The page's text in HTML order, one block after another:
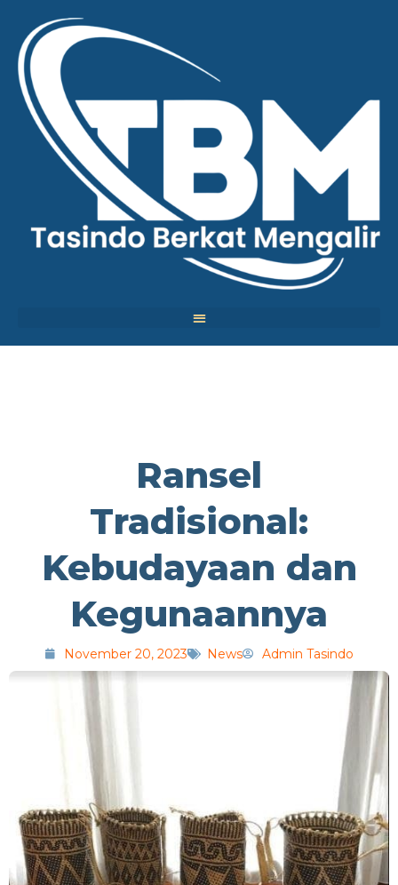
Ransel
Tradisional:
Kebudayaan dan
Kegunaannya
November 20, 2023 News Admin Tasindo